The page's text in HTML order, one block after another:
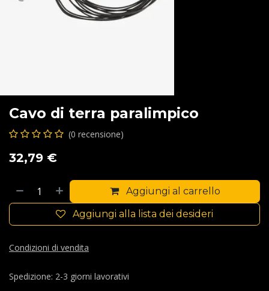
Cavo di terra paralimpico
(0 recensione)
32,79 €
Aggiungi al carrello
Aggiungi alla lista dei desideri
Condizioni di vendita
Spedizione: 2-3 giorni lavorativi